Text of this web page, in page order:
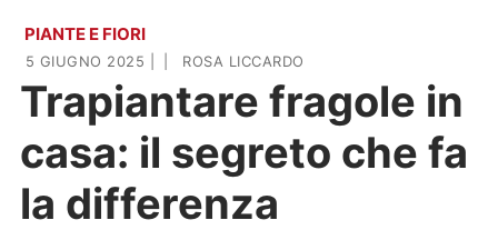
Home
News
Cinema e TV
Casa & Giardino
Arredamento
DIY
PIANTE E FIORI
5 GIUGNO 2025 ROSA LICCARDO
Trapiantare fragole in
casa: il segreto che fa
la differenza